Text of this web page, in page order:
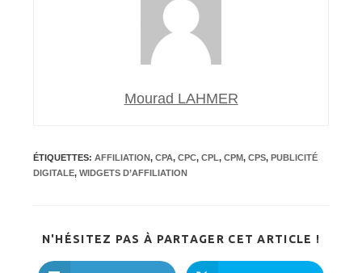
Mourad LAHMER
ÉTIQUETTES:AFFILIATION, CPA, CPC, CPL, CPM, CPS, PUBLICITÉ
DIGITALE, WIDGETS D’AFFILIATION
N'HÉSITEZ PAS À PARTAGER CET ARTICLE !